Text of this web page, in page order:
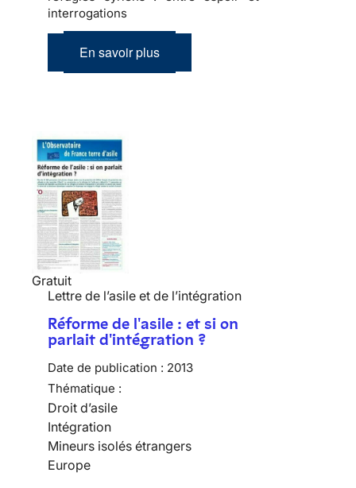
interrogations
En savoir plus
Gratuit
Lettre de l’asile et de l’intégration
Réforme de l'asile : et si on
parlait d'intégration ?
Date de publication : 2013
Thématique :
Droit d’asile
Intégration
Mineurs isolés étrangers
Europe